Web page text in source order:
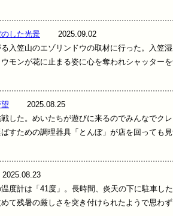
した光景 2025.09.02
入笠山のエゾリンドウの取材に行った。入笠
モンが花に止まる姿に心を奪われシャッターを
2025.08.25
した。めいたちが遊びに来るのでみんなでク
すための調理器具「とんぼ」が店を回っても見
度計は「41度」。長時間、炎天の下に駐車し
て残暑の厳しさを突き付けられたようで思わ